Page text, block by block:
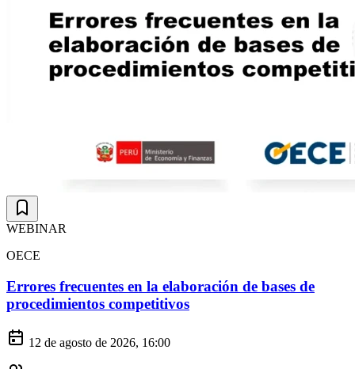
WEBINAR
OECE
Errores frecuentes en la elaboración de bases de
procedimientos competitivos
12 de agosto de 2026, 16:00